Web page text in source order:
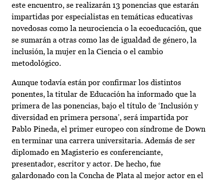
este encuentro, se realizarán 13 ponencias que estarán
impartidas por especialistas en temáticas educativas
novedosas como la neurociencia o la ecoeducación, que
se sumarán a otras como las de igualdad de género, la
inclusión, la mujer en la Ciencia o el cambio
metodológico.
Aunque todavía están por confirmar los distintos
ponentes, la titular de Educación ha informado que la
primera de las ponencias, bajo el título de ‘Inclusión y
diversidad en primera persona’, será impartida por
Pablo Pineda, el primer europeo con síndrome de Down
en terminar una carrera universitaria. Además de ser
diplomado en Magisterio es conferenciante,
presentador, escritor y actor. De hecho, fue
galardonado con la Concha de Plata al mejor actor en el